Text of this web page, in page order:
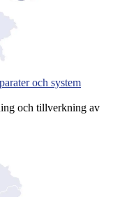
och system
och tillverkning av